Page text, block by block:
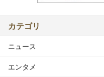
カテゴリ
ニュース
エンタメ